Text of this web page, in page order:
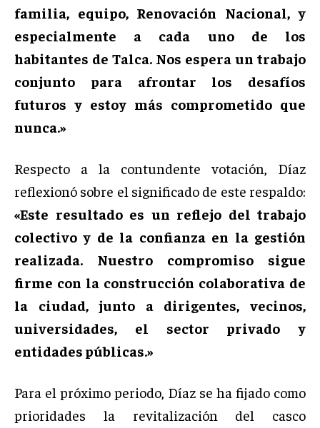
familia, equipo, Renovación Nacional, y
especialmente a cada uno de los
habitantes de Talca. Nos espera un trabajo
conjunto para afrontar los desafíos
futuros y estoy más comprometido que
nunca.»
Respecto a la contundente votación, Díaz
reflexionó sobre el significado de este respaldo:
«Este resultado es un reflejo del trabajo
colectivo y de la confianza en la gestión
realizada. Nuestro compromiso sigue
firme con la construcción colaborativa de
la ciudad, junto a dirigentes, vecinos,
universidades, el sector privado y
entidades públicas.»
Para el próximo periodo, Díaz se ha fijado como
prioridades la revitalización del casco